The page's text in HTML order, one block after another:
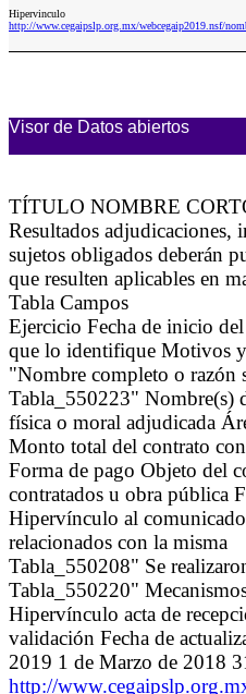
Hipervinculo
http://www.cegaipslp.org.mx/webcegaip2019.nsf/
Visor de Datos abiertos
TÍTULO NOMBRE
Resultados
sujetos obligados deberán
que resulten aplicables en
Tabla Campos
Ejercicio Fecha de inicio
que lo identifique Motivos y
"Nombre completo o razón
Tabla_550223" Nombre(s)
física o moral adjudicada
Monto total del contrato
Forma de pago Objeto del
contratados u obra pública
Hipervínculo al
relacionados con la misma
Tabla_550208" Se
Tabla_550220"
Hipervínculo acta de
validación Fecha de
2019 1 de Marzo de 2018
http://